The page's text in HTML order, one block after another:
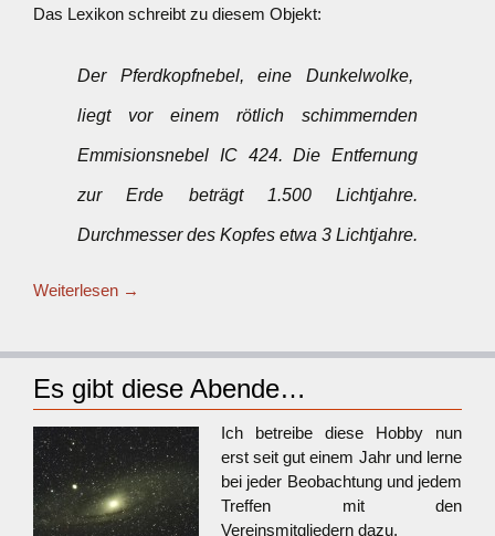
Das Lexikon schreibt zu diesem Objekt:
Der Pferdkopfnebel, eine Dunkelwolke,
liegt vor einem rötlich schimmernden
Emmisionsnebel IC 424. Die Entfernung
zur Erde beträgt 1.500 Lichtjahre.
Durchmesser des Kopfes etwa 3 Lichtjahre.
Weiterlesen →
Es gibt diese Abende…
Ich betreibe diese Hobby nun
erst seit gut einem Jahr und lerne
bei jeder Beobachtung und jedem
Treffen mit den
Vereinsmitgliedern dazu.